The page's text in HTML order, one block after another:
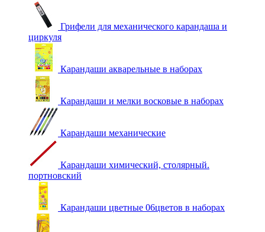
Грифели для механического карандаша и
циркуля
Карандаши акварельные в наборах
Карандаши и мелки восковые в наборах
Карандаши механические
Карандаши химический, столярный.
портновский
Карандаши цветные 06цветов в наборах